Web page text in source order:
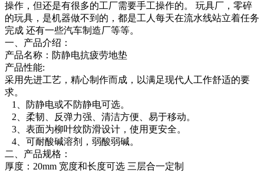
操作，但还是有很多的工厂需要手工操作的。 玩具厂，零碎
的玩具，是机器做不到的，都是工人每天在流水线站立着任务
完成 还有一些汽车制造厂等等。
一、产品介绍：
产品名称：防静电抗疲劳地垫
产品性能:
采用先进工艺，精心制作而成，以满足现代人工作舒适的要
求。
1、防静电或不防静电可选。
2、柔韧、反弹力强、清洁方便、易于移动。
3、表面为柳叶纹防滑设计，使用更安全。
4、可耐酸碱溶剂，弱酸弱碱。
二、产品规格：
厚度：20mm 宽度和长度可选 三层合一定制